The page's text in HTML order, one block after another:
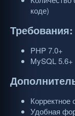
коде)
Требования:
PHP 7.0+
MySQL 5.6+
Удобная